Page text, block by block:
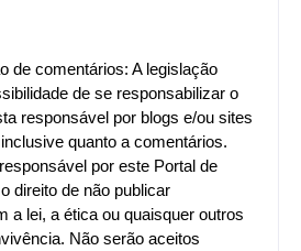
de comentários: A legislação
de se responsabilizar o
responsável por blogs e/ou sites
quanto a comentários.
por este Portal de
direito de não publicar
a lei, a ética ou quaisquer outros
Não serão aceitos